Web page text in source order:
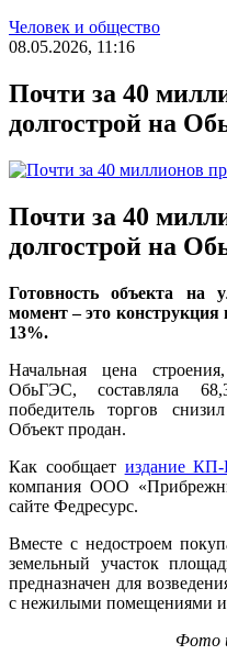
Человек и общество
08.05.2026, 11:16
Почти за 40
долгострой на
Почти за 40
долгострой на
Готовность объекта на
момент – это конструкция
13%.
Начальная цена
ОбьГЭС, составляла
победитель торгов
Объект продан.
Как сообщает издание КП-
компания ООО
сайте Федресурс.
Вместе с недостроем
земельный участок
предназначен для
с нежилыми помещениями и
Фото